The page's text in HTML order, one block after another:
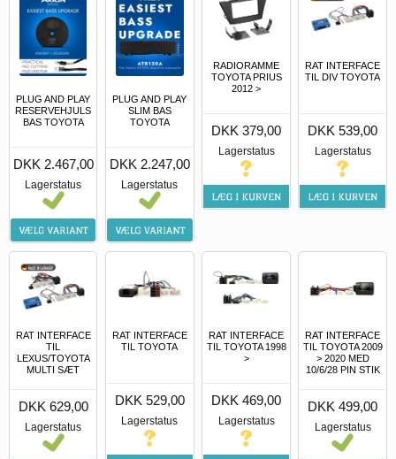
PLUG AND PLAY
RESERVEHJULS
BAS TOYOTA
DKK 2.467,00
Lagerstatus
PLUG AND PLAY
SLIM BAS
TOYOTA
DKK 2.247,00
Lagerstatus
RADIORAMME
TOYOTA PRIUS
2012 >
DKK 379,00
Lagerstatus
RAT INTERFACE
TIL DIV TOYOTA
DKK 539,00
Lagerstatus
RAT INTERFACE
TIL
LEXUS/TOYOTA
MULTI SÆT
DKK 629,00
Lagerstatus
RAT INTERFACE
TIL TOYOTA
DKK 529,00
Lagerstatus
RAT INTERFACE
TIL TOYOTA 1998
>
DKK 469,00
Lagerstatus
RAT INTERFACE
TIL TOYOTA 2009
> 2020 MED
10/6/28 PIN STIK
DKK 499,00
Lagerstatus